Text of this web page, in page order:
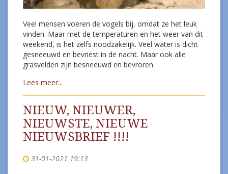
Veel mensen voeren de vogels bij, omdat ze het leuk
vinden. Maar met de temperaturen en het weer van dit
weekend, is het zelfs noodzakelijk. Veel water is dicht
gesneeuwd en bevriest in de nacht. Maar ook alle
grasvelden zijn besneeuwd en bevroren.
Lees meer...
NIEUW, NIEUWER,
NIEUWSTE, NIEUWE
NIEUWSBRIEF !!!!
31-01-2021 19:13